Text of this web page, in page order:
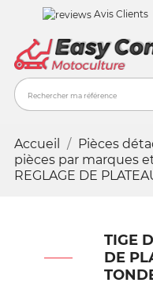
Avis Clients
Accueil Pièces
pièces par marques
REGLAGE DE
TIGE
DE